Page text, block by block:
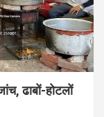
ढाबों-होटलों